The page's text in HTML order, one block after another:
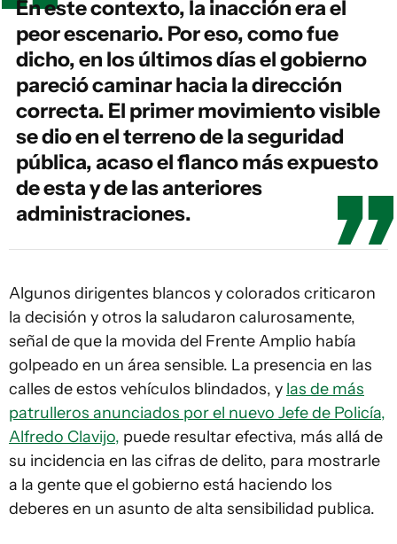
En este contexto, la inacción era el
peor escenario. Por eso, como fue
dicho, en los últimos días el gobierno
pareció caminar hacia la dirección
correcta. El primer movimiento visible
se dio en el terreno de la seguridad
pública, acaso el flanco más expuesto
de esta y de las anteriores
administraciones.
Algunos dirigentes blancos y colorados criticaron
la decisión y otros la saludaron calurosamente,
señal de que la movida del Frente Amplio había
golpeado en un área sensible. La presencia en las
calles de estos vehículos blindados, y las de más
patrulleros anunciados por el nuevo Jefe de Policía,
Alfredo Clavijo, puede resultar efectiva, más allá de
su incidencia en las cifras de delito, para mostrarle
a la gente que el gobierno está haciendo los
deberes en un asunto de alta sensibilidad publica.